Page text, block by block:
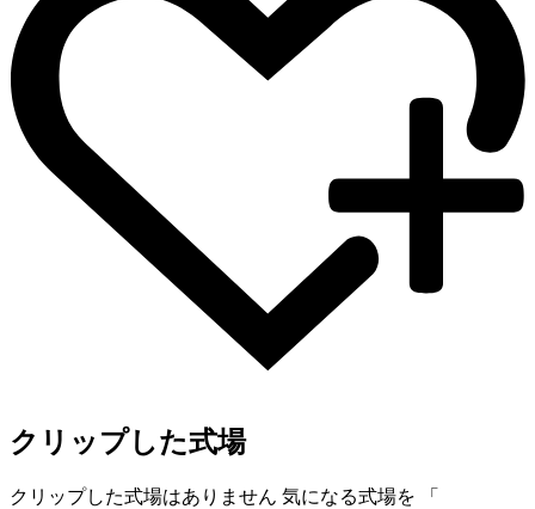
クリップした式場
クリップした式場はありません 気になる式場を 「